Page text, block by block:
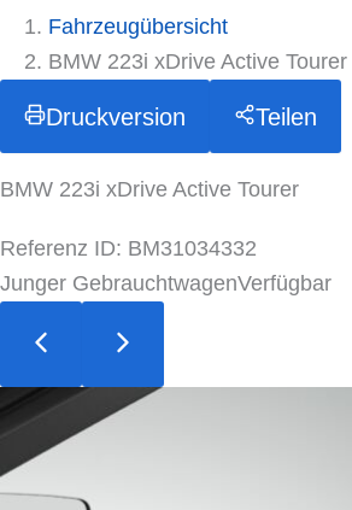
Fahrzeugübersicht
BMW 223i xDrive Active Tourer
Druckversion Teilen
BMW 223i xDrive Active Tourer
Referenz ID: BM31034332
Junger GebrauchtwagenVerfügbar